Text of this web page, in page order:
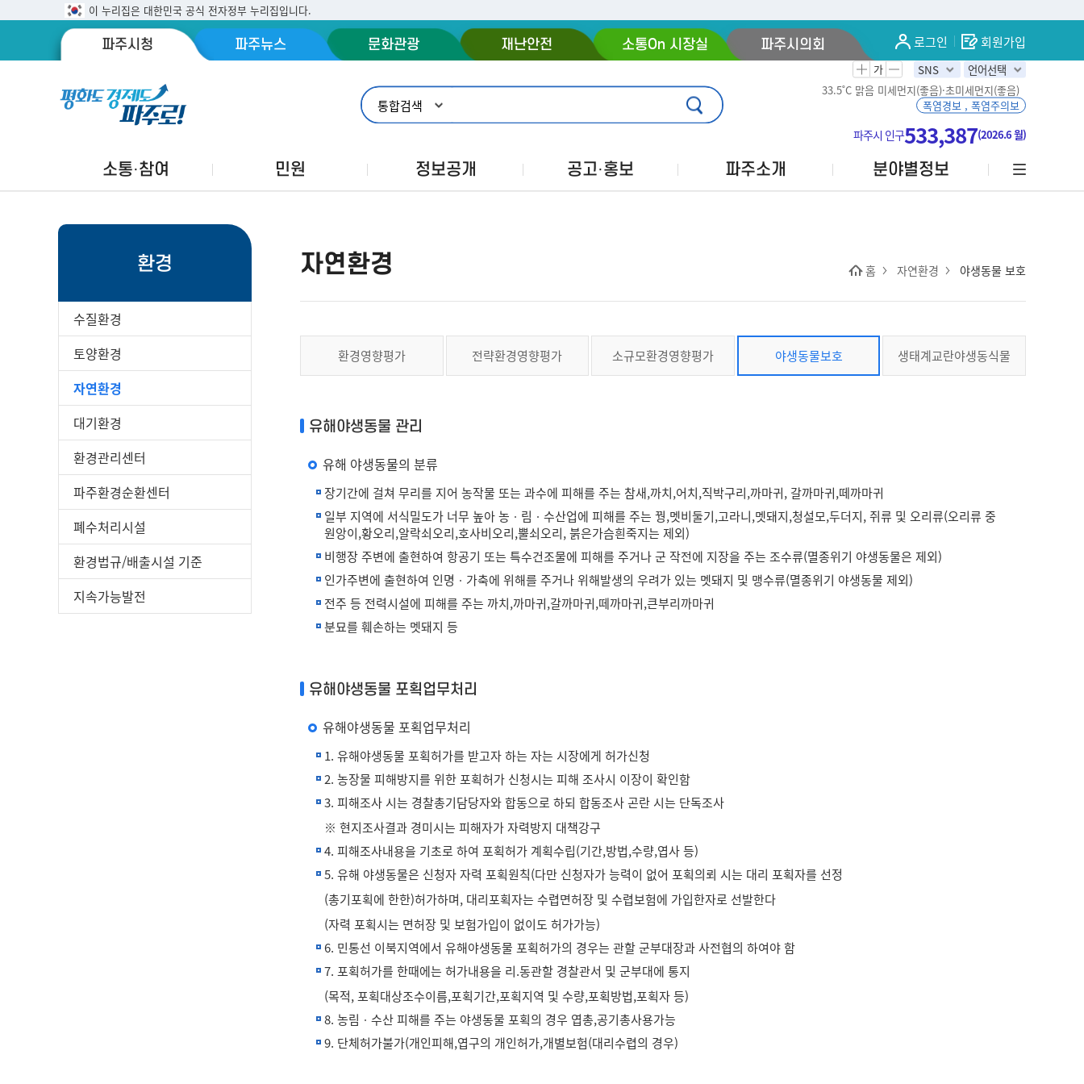
이 누리집은 대한민국 공식 전자정부 누리집입니다.
파주시청 파주뉴스 문화관광 재난안전 소통On 시장실 파주시의회 로그인 회원가입
가 SNS 언어선택
폭염경보 , 폭염주의보
33.5˚C 맑음 미세먼지(좋음)·초미세먼지(좋음)
파주시 인구533,387(2026.6 월)
소통·참여 민원 정보공개 공고·홍보 파주소개 분야별정보
환경
수질환경
토양환경
자연환경
대기환경
환경관리센터
파주환경순환센터
폐수처리시설
환경법규/배출시설 기준
지속가능발전
자연환경 홈 자연환경 야생동물 보호
환경영향평가 전략환경영향평가 소규모환경영향평가 야생동물보호 생태계교란야생동식물
유해야생동물 관리
유해 야생동물의 분류
장기간에 걸쳐 무리를 지어 농작물 또는 과수에 피해를 주는 참새,까치,어치,직박구리,까마귀, 갈까마귀,떼까마귀
일부 지역에 서식밀도가 너무 높아 농ㆍ림ㆍ수산업에 피해를 주는 꿩,멧비둘기,고라니,멧돼지,청설모,두더지, 쥐류 및 오리류(오리류 중
원앙이,황오리,알락쇠오리,호사비오리,뿔쇠오리, 붉은가슴흰죽지는 제외)
비행장 주변에 출현하여 항공기 또는 특수건조물에 피해를 주거나 군 작전에 지장을 주는 조수류(멸종위기 야생동물은 제외)
인가주변에 출현하여 인명ㆍ가축에 위해를 주거나 위해발생의 우려가 있는 멧돼지 및 맹수류(멸종위기 야생동물 제외)
전주 등 전력시설에 피해를 주는 까치,까마귀,갈까마귀,떼까마귀,큰부리까마귀
분묘를 훼손하는 멧돼지 등
유해야생동물 포획업무처리
유해야생동물 포획업무처리
1. 유해야생동물 포획허가를 받고자 하는 자는 시장에게 허가신청
2. 농장물 피해방지를 위한 포획허가 신청시는 피해 조사시 이장이 확인함
3. 피해조사 시는 경찰총기담당자와 합동으로 하되 합동조사 곤란 시는 단독조사
※ 현지조사결과 경미시는 피해자가 자력방지 대책강구
4. 피해조사내용을 기초로 하여 포획허가 계획수립(기간,방법,수량,엽사 등)
5. 유해 야생동물은 신청자 자력 포획원칙(다만 신청자가 능력이 없어 포획의뢰 시는 대리 포획자를 선정
(총기포획에 한한)허가하며, 대리포획자는 수렵면허장 및 수렵보험에 가입한자로 선발한다
(자력 포획시는 면허장 및 보험가입이 없이도 허가가능)
6. 민통선 이북지역에서 유해야생동물 포획허가의 경우는 관할 군부대장과 사전협의 하여야 함
7. 포획허가를 한때에는 허가내용을 리.동관할 경찰관서 및 군부대에 통지
(목적, 포획대상조수이름,포획기간,포획지역 및 수량,포획방법,포획자 등)
8. 농림ㆍ수산 피해를 주는 야생동물 포획의 경우 엽총,공기총사용가능
9. 단체허가불가(개인피해,엽구의 개인허가,개별보험(대리수렵의 경우)